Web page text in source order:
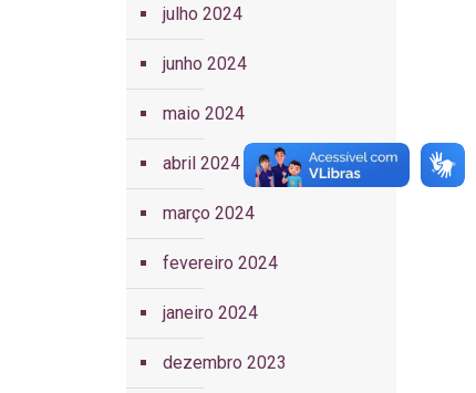
julho 2024
junho 2024
maio 2024
abril 2024
março 2024
fevereiro 2024
janeiro 2024
dezembro 2023